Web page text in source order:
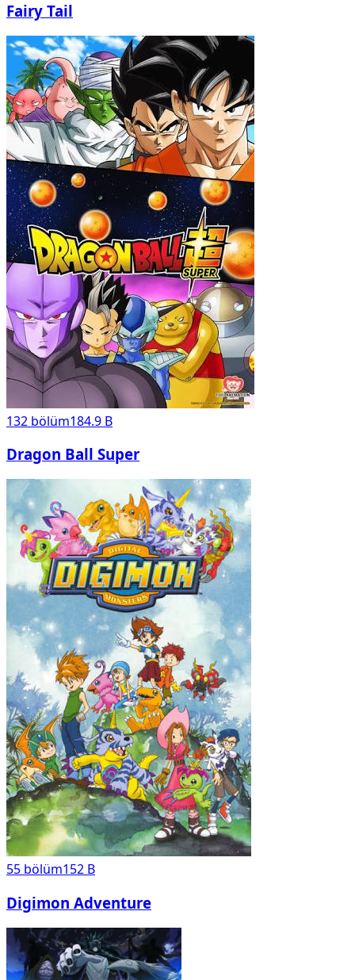
Fairy Tail
132 bölüm184.9 B
Dragon Ball Super
55 bölüm152 B
Digimon Adventure